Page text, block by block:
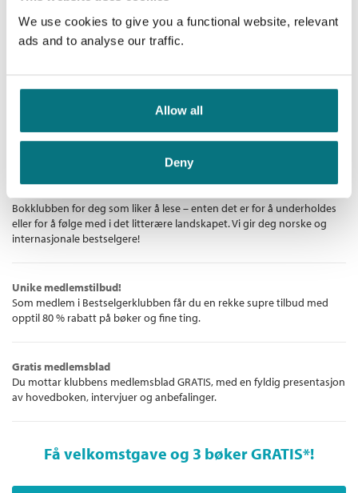
We use cookies to give you a functional website, relevant
ads and to analyse our traffic.
Allow all
Deny
Innbundet
Medlem
Kjøp
Bestselgerklubben - De beste boknyhetene
Bokklubben for deg som liker å lese – enten det er for å underholdes
eller for å følge med i det litterære landskapet. Vi gir deg norske og
internasjonale bestselgere!
Unike medlemstilbud!
Som medlem i Bestselgerklubben får du en rekke supre tilbud med
opptil 80 % rabatt på bøker og fine ting.
Gratis medlemsblad
Du mottar klubbens medlemsblad GRATIS, med en fyldig presentasjon
av hovedboken, intervjuer og anbefalinger.
Få velkomstgave og 3 bøker GRATIS*!